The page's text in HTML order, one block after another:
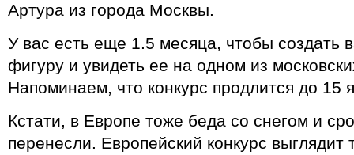
Артура из города Москвы.
У вас есть еще 1.5 месяца, чтобы создать
фигуру и увидеть ее на одном из
Напоминаем, что конкурс продлится до 15
Кстати, в Европе тоже беда со снегом и
перенесли. Европейский конкурс выглядит